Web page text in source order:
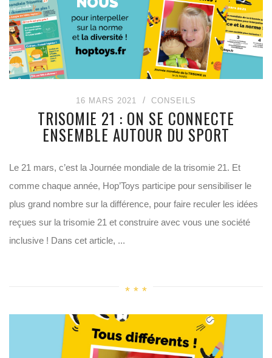
16 MARS 2021 CONSEILS
TRISOMIE 21 : ON SE CONNECTE
ENSEMBLE AUTOUR DU SPORT
Le 21 mars, c’est la Journée mondiale de la trisomie 21. Et
comme chaque année, Hop’Toys participe pour sensibiliser le
plus grand nombre sur la différence, pour faire reculer les idées
reçues sur la trisomie 21 et construire avec vous une société
inclusive ! Dans cet article, ...